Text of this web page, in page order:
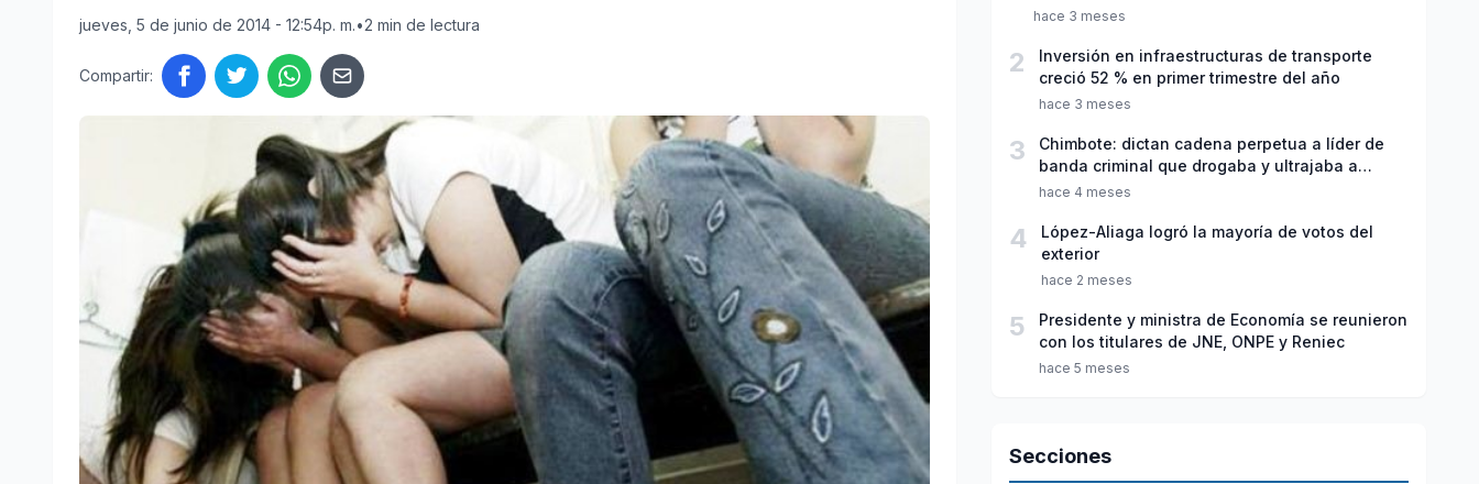
jueves, 5 de junio de 2014 - 12:54p. m.•2 min de lectura
Compartir:
por violación sexual y tentativa de feminicidio
hace 3 meses
2
Inversión en infraestructuras de transporte
creció 52 % en primer trimestre del año
hace 3 meses
3
Chimbote: dictan cadena perpetua a líder de
banda criminal que drogaba y ultrajaba a
jóvenes
hace 4 meses
4
López-Aliaga logró la mayoría de votos del
exterior
hace 2 meses
5
Presidente y ministra de Economía se reunieron
con los titulares de JNE, ONPE y Reniec
hace 5 meses
Secciones